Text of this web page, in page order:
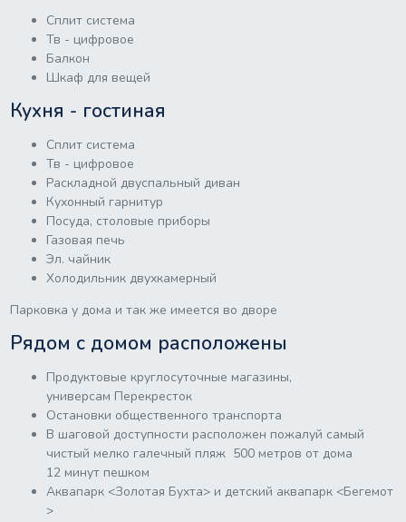
Сплит система
Тв - цифровое
Балкон
Шкаф для вещей
Кухня - гостиная
Сплит система
Тв - цифровое
Раскладной двуспальный диван
Кухонный гарнитур
Посуда, столовые приборы
Газовая печь
Эл. чайник
Холодильник двухкамерный
Парковка у дома и так же имеется во дворе
Рядом с домом расположены
Продуктовые круглосуточные магазины,
универсам Перекресток
Остановки общественного транспорта
В шаговой доступности расположен пожалуй самый
чистый мелко галечный пляж 500 метров от дома
12 минут пешком
Аквапарк <Золотая Бухта> и детский аквапарк <Бегемот
>